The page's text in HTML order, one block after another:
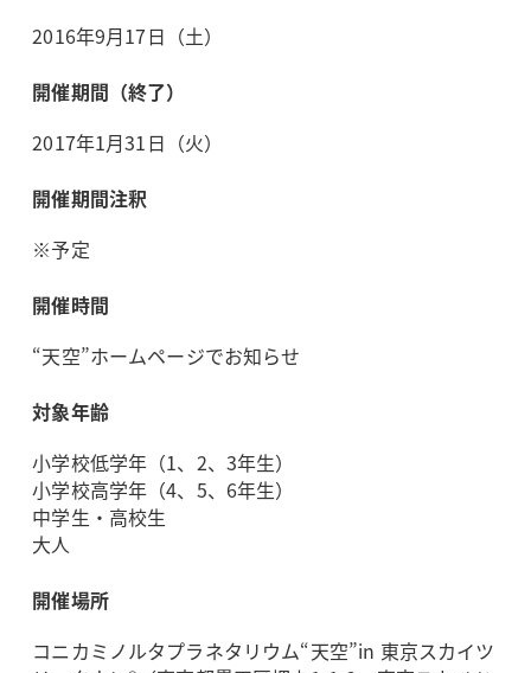
2016年9月17日（土）
開催期間（終了）
2017年1月31日（火）
開催期間注釈
※予定
開催時間
“天空”ホームページでお知らせ
対象年齢
小学校低学年（1、2、3年生）
小学校高学年（4、5、6年生）
中学生・高校生
大人
開催場所
コニカミノルタプラネタリウム“天空”in 東京スカイツ